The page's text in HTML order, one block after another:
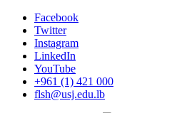
Facebook
Twitter
Instagram
LinkedIn
YouTube
+961 (1) 421 000
flsh@usj.edu.lb